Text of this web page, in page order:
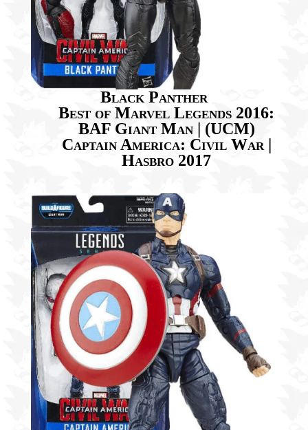
Black Panther
Best of Marvel Legends 2016:
BAF Giant Man | (UCM)
Captain America: Civil War |
Hasbro 2017